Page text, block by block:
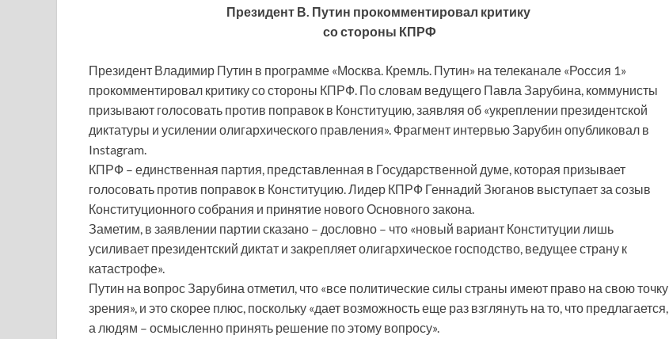
Президент В. Путин прокомментировал критику
со стороны КПРФ
Президент Владимир Путин в программе «Москва. Кремль. Путин» на телеканале «Россия 1»
прокомментировал критику со стороны КПРФ. По словам ведущего Павла Зарубина, коммунисты
призывают голосовать против поправок в Конституцию, заявляя об «укреплении президентской
диктатуры и усилении олигархического правления». Фрагмент интервью Зарубин опубликовал в
Instagram.
КПРФ – единственная партия, представленная в Государственной думе, которая призывает
голосовать против поправок в Конституцию. Лидер КПРФ Геннадий Зюганов выступает за созыв
Конституционного собрания и принятие нового Основного закона.
Заметим, в заявлении партии сказано – дословно – что «новый вариант Конституции лишь
усиливает президентский диктат и закрепляет олигархическое господство, ведущее страну к
катастрофе».
Путин на вопрос Зарубина отметил, что «все политические силы страны имеют право на свою точку
зрения», и это скорее плюс, поскольку «дает возможность еще раз взглянуть на то, что предлагается,
а людям – осмысленно принять решение по этому вопросу».